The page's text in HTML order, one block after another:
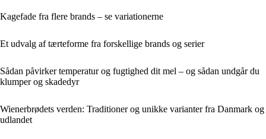
Kagefade fra flere brands – se variationerne
Et udvalg af tærteforme fra forskellige brands og serier
Sådan påvirker temperatur og fugtighed dit mel – og sådan undgår du
klumper og skadedyr
Wienerbrødets verden: Traditioner og unikke varianter fra Danmark og
udlandet